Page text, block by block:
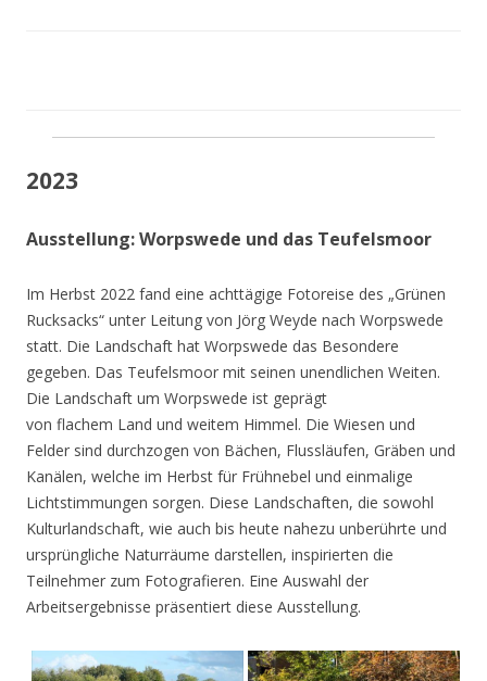
2023
Ausstellung: Worpswede und das Teufelsmoor
Im Herbst 2022 fand eine achttägige Fotoreise des „Grünen
Rucksacks“ unter Leitung von Jörg Weyde nach Worpswede
statt. Die Landschaft hat Worpswede das Besondere
gegeben. Das Teufelsmoor mit seinen unendlichen Weiten.
Die Landschaft um Worpswede ist geprägt
von flachem Land und weitem Himmel. Die Wiesen und
Felder sind durchzogen von Bächen, Flussläufen, Gräben und
Kanälen, welche im Herbst für Frühnebel und einmalige
Lichtstimmungen sorgen. Diese Landschaften, die sowohl
Kulturlandschaft, wie auch bis heute nahezu unberührte und
ursprüngliche Naturräume darstellen, inspirierten die
Teilnehmer zum Fotografieren. Eine Auswahl der
Arbeitsergebnisse präsentiert diese Ausstellung.